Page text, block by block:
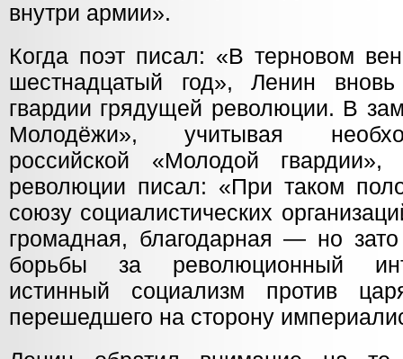
внутри армии».
Когда поэт писал: «В терновом
шестнадцатый год», Ленин
гвардии грядущей революции. В
Молодёжи», учитывая
российской «Молодой гвардии»,
революции писал: «При таком
союзу социалистических
громадная, благодарная — но
борьбы зa революционный
истинный социализм против
перешедшего на сторону